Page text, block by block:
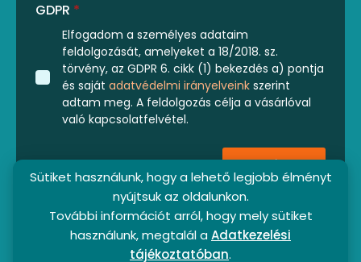
Sütiket használunk, hogy a lehető legjobb élményt
nyújtsuk az oldalunkon.
További információt arról, hogy mely sütiket
használunk, megtalál aAdatkezelési
tájékoztatóban.
GDPR *
Elfogadom a személyes adataim
feldolgozását, amelyeket a 18/2018. sz.
törvény, az GDPR 6. cikk (1) bekezdés a) pontja
és saját adatvédelmi irányelveink szerint
adtam meg. A feldolgozás célja a vásárlóval
való kapcsolatfelvétel.
Küldés